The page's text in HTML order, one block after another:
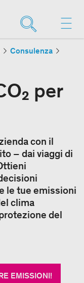
Consulenza
per
con il
– dai viaggi di
le tue emissioni
clima
del
EMISSIONI!